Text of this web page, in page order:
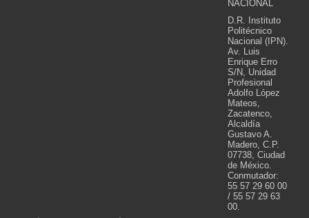
NACIONAL
D.R. Instituto
Politécnico
Nacional (IPN).
Av. Luis
Enrique Erro
S/N, Unidad
Profesional
Adolfo López
Mateos,
Zacatenco,
Alcaldía
Gustavo A.
Madero, C.P.
07738, Ciudad
de México.
Conmutador:
55 57 29 60 00
/ 55 57 29 63
00.